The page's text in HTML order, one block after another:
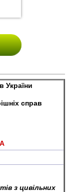
України
справ
з цивільних